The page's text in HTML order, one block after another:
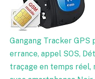
Gangang Tracker
errance, appel SOS,
traçage en temps